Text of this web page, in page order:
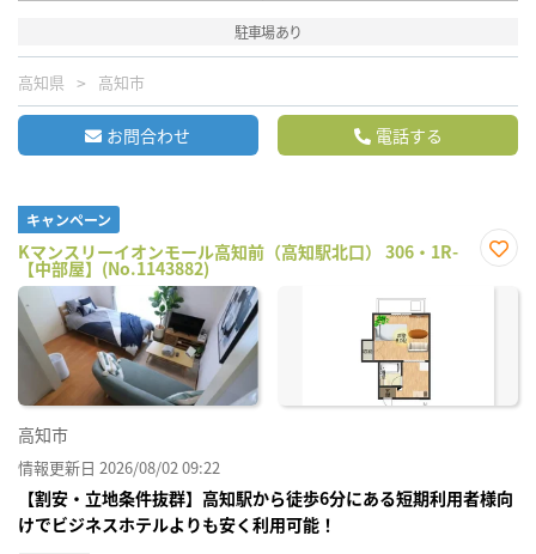
駐車場あり
高知県 高知市
お問合わせ 電話する
キャンペーン
Kマンスリーイオンモール高知前（高知駅北口） 306・1R-
【中部屋】(No.1143882)
に入
高知市
情報更新日 2026/08/02 09:22
【割安・立地条件抜群】高知駅から徒歩6分にある短期利用者様向
けでビジネスホテルよりも安く利用可能！